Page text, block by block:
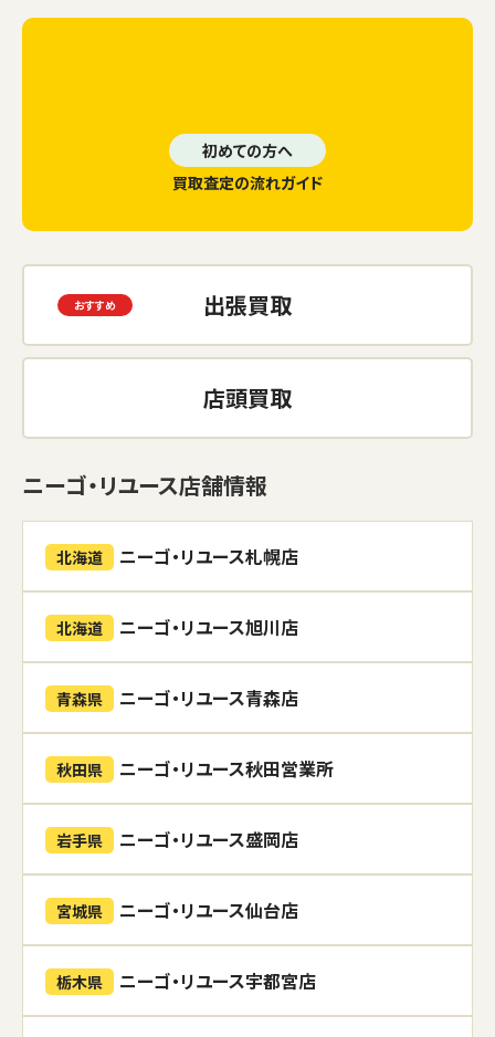
初めての方へ
買取査定の流れガイド
出張買取
店頭買取
ニーゴ・リユース店舗情報
北海道 ニーゴ・リユース札幌店
北海道 ニーゴ・リユース旭川店
青森県 ニーゴ・リユース青森店
秋田県 ニーゴ・リユース秋田営業所
岩手県 ニーゴ・リユース盛岡店
宮城県 ニーゴ・リユース仙台店
栃木県 ニーゴ・リユース宇都宮店